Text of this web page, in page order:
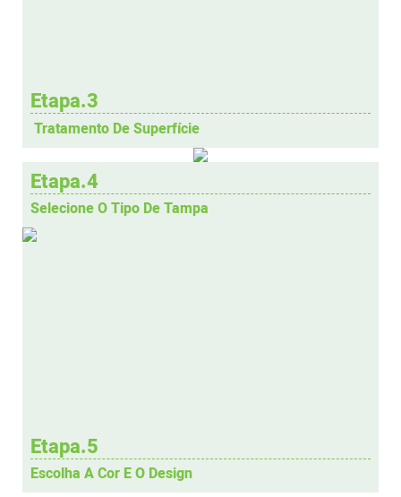
Etapa.3
Tratamento De Superfície
Etapa.4
Selecione O Tipo De Tampa
Etapa.5
Escolha A Cor E O Design